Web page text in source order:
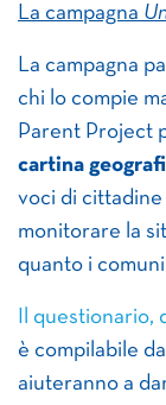
La campagna
La campagna
chi lo compie
Parent Project
cartina
voci di
monitorare la
quanto i
Il
è compilabile
aiuteranno a